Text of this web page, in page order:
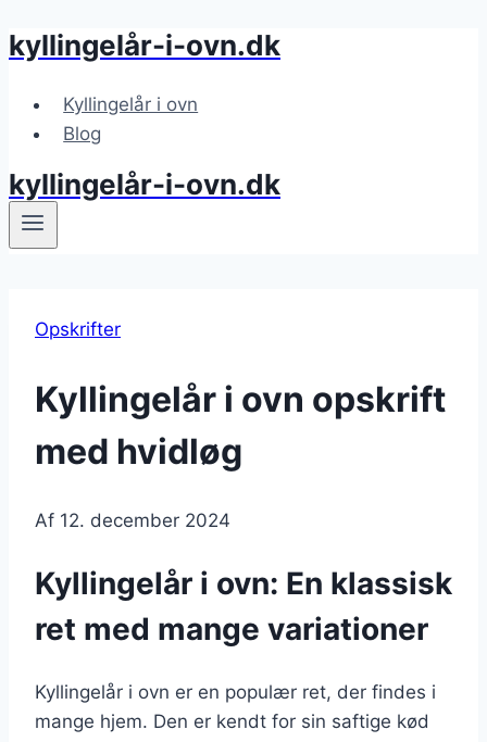
Fortsæt
indhold
kyllingelår-i-ovn.dk
Kyllingelår i ovn
Blog
kyllingelår-i-ovn.dk
Opskrifter
Kyllingelår i ovn opskrift
med hvidløg
Af 12. december 2024
Kyllingelår i ovn: En klassisk
ret med mange variationer
Kyllingelår i ovn er en populær ret, der findes i
mange hjem. Den er kendt for sin saftige kød